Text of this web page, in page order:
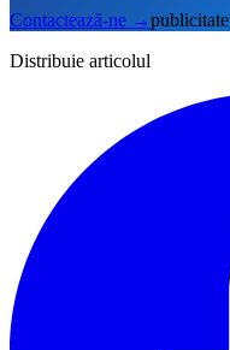
Contactează-ne →publicitate
Distribuie articolul